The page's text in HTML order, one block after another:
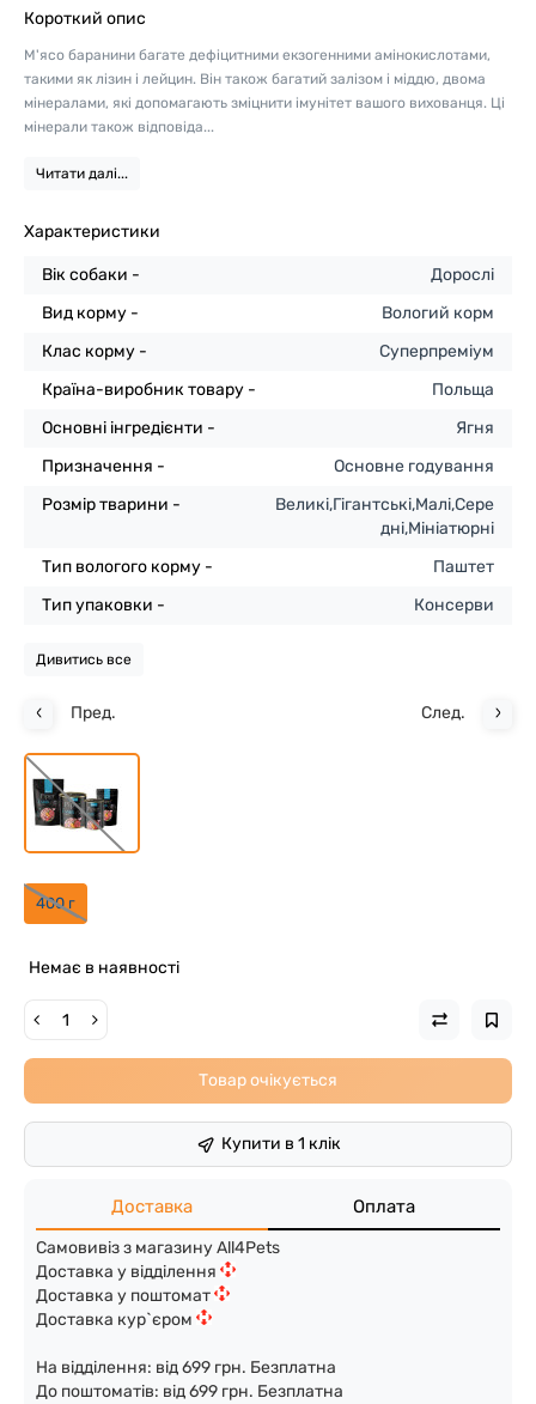
Короткий опис
М'ясо баранини багате дефіцитними екзогенними амінокислотами,
такими як лізин і лейцин. Він також багатий залізом і міддю, двома
мінералами, які допомагають зміцнити імунітет вашого вихованця. Ці
мінерали також відповіда...
Читати далі...
Характеристики
Вік собаки -
Дорослі
Вид корму -
Вологий корм
Клас корму -
Суперпреміум
Країна-виробник товару -
Польща
Основні інгредієнти -
Ягня
Призначення -
Основне годування
Розмір тварини -
Великі,Гігантські,Малі,Сере
дні,Мініатюрні
Тип вологого корму -
Паштет
Тип упаковки -
Консерви
Дивитись все
Пред. След.
400 г
Немає в наявності
Товар очікується
Купити в 1 клік
Доставка Оплата
Самовивіз з магазину All4Pets
Доставка у відділення
Доставка у поштомат
Доставка кур`єром
На відділення: від 699 грн. Безплатна
До поштоматів: від 699 грн. Безплатна